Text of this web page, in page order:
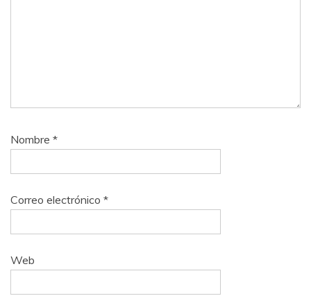
Nombre *
Correo electrónico *
Web